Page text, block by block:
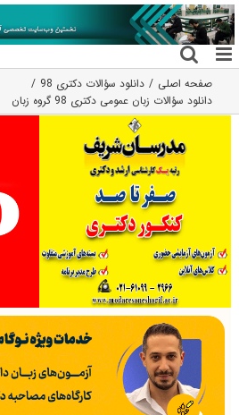
رفتن
به
محتوا
صفحه اصلی
دانلود سؤالات دکتری 98
دانلود سؤالات زبان عمومی دکتری 98 گروه زبان